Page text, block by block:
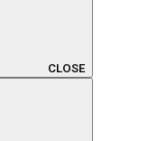
CLOSE